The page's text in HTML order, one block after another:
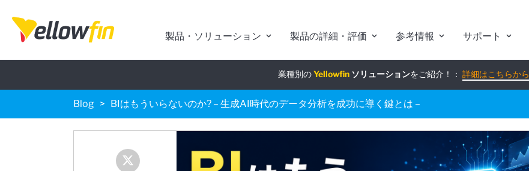
製品・ソリューション 製品の詳細・評価 参考情報 サポート
業種別のYellowfinソリューションをご紹介！： 詳細はこちらから
組み込みアナリティクス究極ガイド：詳細はこちらから
Blog BIはもういらないのか? – 生成AI時代のデータ分析を成功に導く鍵とは –